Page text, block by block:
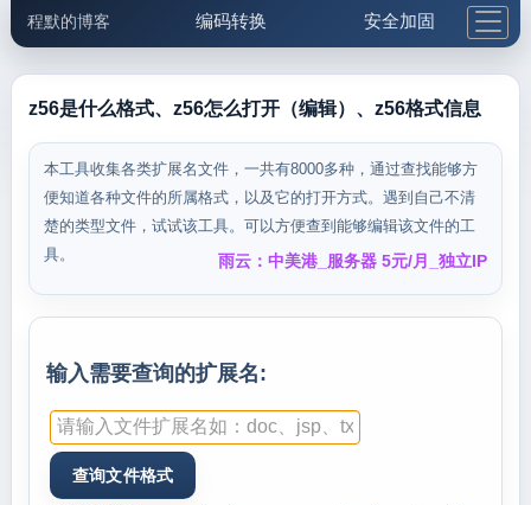
程默的博客 编码转换 安全加固
邮件工具 生活便民 更多工具
5.1支付宝大红包
z56是什么格式、z56怎么打开（编辑）、z56格式信息
本工具收集各类扩展名文件，一共有8000多种，通过查找能够方
便知道各种文件的所属格式，以及它的打开方式。遇到自己不清
楚的类型文件，试试该工具。可以方便查到能够编辑该文件的工
具。
雨云：中美港_服务器 5元/月_独立IP
输入需要查询的扩展名: